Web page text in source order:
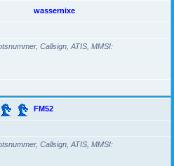
wassernixe
Callsign, ATIS, MMSI
FM52
Callsign, ATIS, MMSI